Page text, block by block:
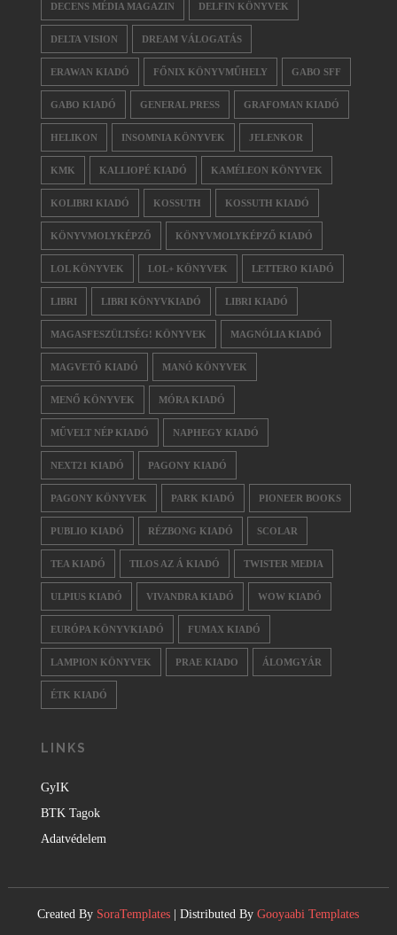
DECENS MÉDIA MAGAZIN DELFIN KÖNYVEK
DELTA VISION DREAM VÁLOGATÁS
ERAWAN KIADÓ FŐNIX KÖNYVMŰHELY GABO SFF
GABO KIADÓ GENERAL PRESS GRAFOMAN KIADÓ
HELIKON INSOMNIA KÖNYVEK JELENKOR
KMK KALLIOPÉ KIADÓ KAMÉLEON KÖNYVEK
KOLIBRI KIADÓ KOSSUTH KOSSUTH KIADÓ
KÖNYVMOLYKÉPZŐ KÖNYVMOLYKÉPZŐ KIADÓ
LOL KÖNYVEK LOL+ KÖNYVEK LETTERO KIADÓ
LIBRI LIBRI KÖNYVKIADÓ LIBRI KIADÓ
MAGASFESZÜLTSÉG! KÖNYVEK MAGNÓLIA KIADÓ
MAGVETŐ KIADÓ MANÓ KÖNYVEK
MENŐ KÖNYVEK MÓRA KIADÓ
MŰVELT NÉP KIADÓ NAPHEGY KIADÓ
NEXT21 KIADÓ PAGONY KIADÓ
PAGONY KÖNYVEK PARK KIADÓ PIONEER BOOKS
PUBLIO KIADÓ RÉZBONG KIADÓ SCOLAR
TEA KIADÓ TILOS AZ Á KIADÓ TWISTER MEDIA
ULPIUS KIADÓ VIVANDRA KIADÓ WOW KIADÓ
EURÓPA KÖNYVKIADÓ FUMAX KIADÓ
LAMPION KÖNYVEK PRAE KIADO ÁLOMGYÁR
ÉTK KIADÓ
LINKS
GyIK
BTK Tagok
Adatvédelem
Created By SoraTemplates | Distributed ByGooyaabi Templates